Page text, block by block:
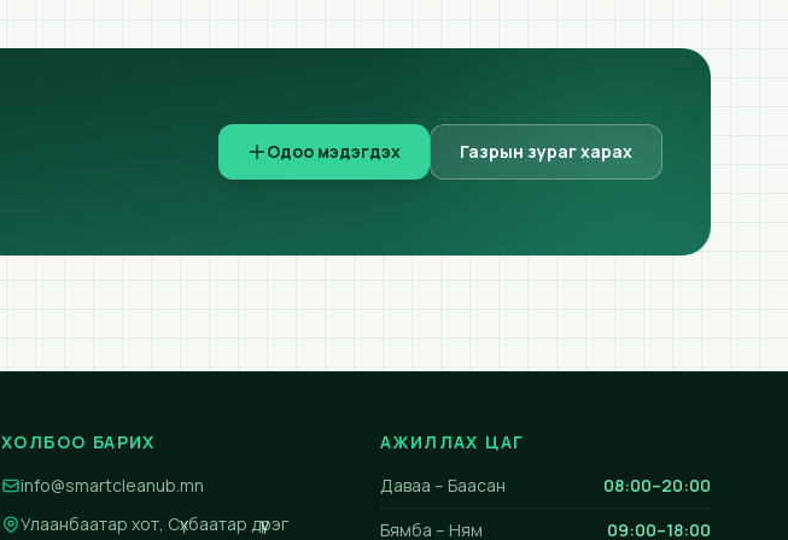
Одоо мэдэгдэх Газрын зураг харах
ХОЛБОО БАРИХ
info@smartcleanub.mn
Улаанбаатар хот, Сүхбаатар дүүрэг
АЖИЛЛАХ ЦАГ
Даваа – Баасан
08:00–20:00
Бямба – Ням
09:00–18:00